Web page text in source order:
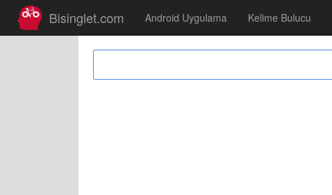
Bisinglet.com Android Uygulama Kelime Bulucu